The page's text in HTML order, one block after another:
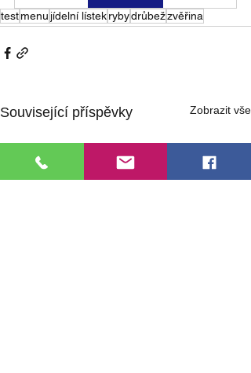
testmenu jídelní lístekrybydrůbežzvěřina
Související příspěvky Zobrazit vše